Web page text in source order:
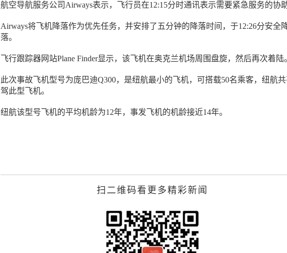
航空导航服务公司Airways表示，飞行员在12:15分时通讯表示需要紧急服务的协
Airways将飞机降落作为优先任务，并安排了五分钟的降落时间，于12:26分安全
落。
飞行跟踪器网站Plane Finder显示，该飞机在奥克兰机场周围盘旋，然后再次着
此次事故飞机型号为庞巴迪Q300，是纽航最小的飞机，可搭载50名乘客，纽航共
驾此型飞机。
纽航该型号飞机的平均机龄为12年，事发飞机的机龄接近14年。
扫二维码看更多精彩新闻